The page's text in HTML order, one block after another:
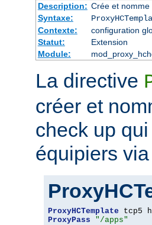
Description: Crée et
Syntaxe:
Contexte:
configuration
Statut:
Extension
Module:
La directive
créer et
check up
équipiers
ProxyHCTemplate tcp5
ProxyPass
"/apps"